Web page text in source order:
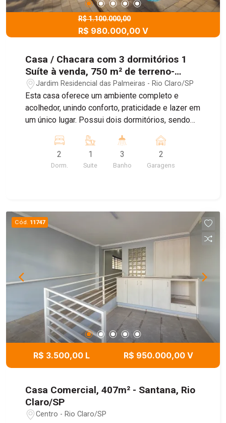
R$ 1.100.000,00
R$ 980.000,00 V
Casa / Chacara com 3 dormitórios 1
Suíte à venda, 750 m² de terreno-
Jardim Residencial Palmeiras - Rio
Claro/SP
Jardim Residencial das Palmeiras - Rio Claro/SP
Esta casa oferece um ambiente completo e
acolhedor, unindo conforto, praticidade e lazer em
um único lugar. Possui dois dormitórios, sendo
ampla sala com dois ambientes que proporciona
ótima integração e luminosidade. A cozinha conta
com armários planejados, cooktop e forno
favorece a ventilação natural. Na parte externa,
destaca-se a área de lazer com churrasqueira e
uma piscina equipada com hidromassagem e
iluminação em LED, ideal para momentos de
descontração. A casa dispõe ainda de duas
vagas de garagem e uma edícula completa, com
sala, área de luz, banheiro, cozinha e um
dormitório, oferecendo independência e
versatilidade. O quintal amplo, repleto de árvores
frutíferas, completa o cenário, trazendo
tranquilidade e contato com a natureza.
2
Dorm.
1
Suite
3
Banho
2
Garagens
Cód. 11747
R$ 3.500,00 L R$ 950.000,00 V
Casa Comercial, 407m² - Santana, Rio
Claro/SP
Centro - Rio Claro/SP